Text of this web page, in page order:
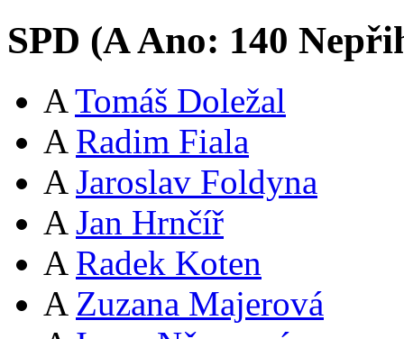
SPD (AAno: 140
A Tomáš Doležal
A Radim Fiala
A Jaroslav Foldyna
A Jan Hrnčíř
A Radek Koten
A Zuzana Majerová